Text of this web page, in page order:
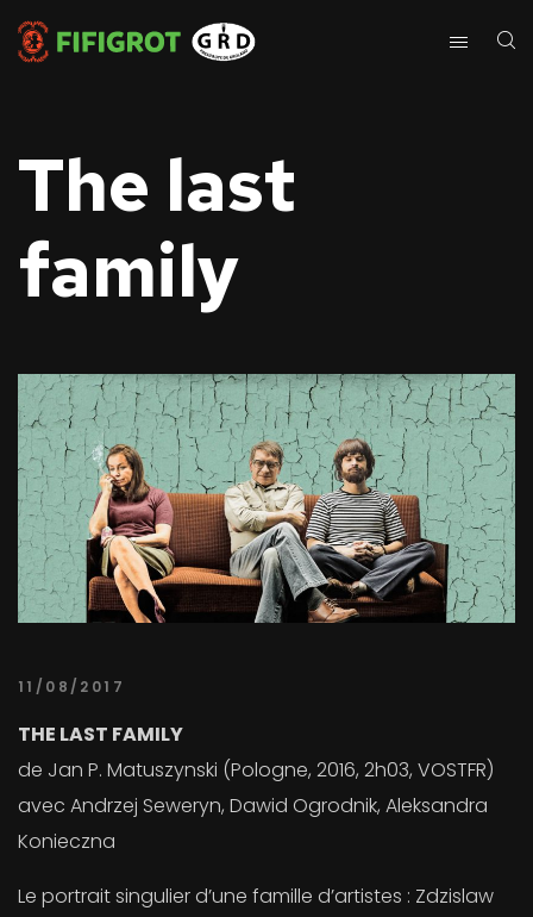
The last
family
11/08/2017
THE LAST FAMILY
de Jan P. Matuszynski (Pologne, 2016, 2h03, VOSTFR)
avec Andrzej Seweryn, Dawid Ogrodnik, Aleksandra
Konieczna
Le portrait singulier d’une famille d’artistes : Zdzislaw